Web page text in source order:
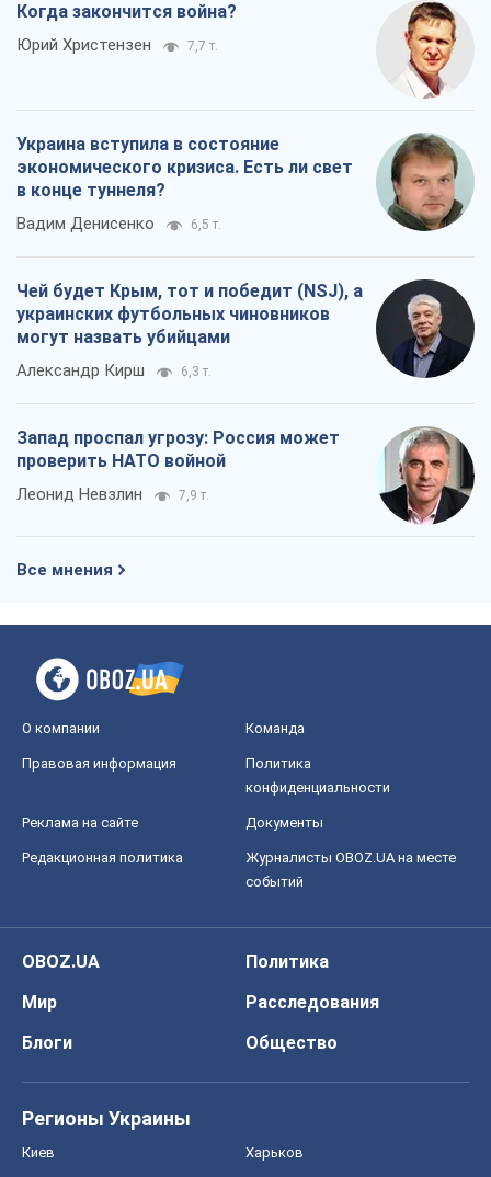
Когда закончится война?
Юрий Христензен 7,7 т.
Украина вступила в состояние
экономического кризиса. Есть ли свет
в конце туннеля?
Вадим Денисенко 6,5 т.
Чей будет Крым, тот и победит (NSJ), а
украинских футбольных чиновников
могут назвать убийцами
Александр Кирш 6,3 т.
Запад проспал угрозу: Россия может
проверить НАТО войной
Леонид Невзлин 7,9 т.
Все мнения
О компании Команда
Правовая информация
Политика
конфиденциальности
Реклама на сайте Документы
Редакционная политика
Журналисты OBOZ.UA на месте
событий
OBOZ.UA
Политика
Мир
Расследования
Блоги
Общество
Регионы Украины
Киев Харьков